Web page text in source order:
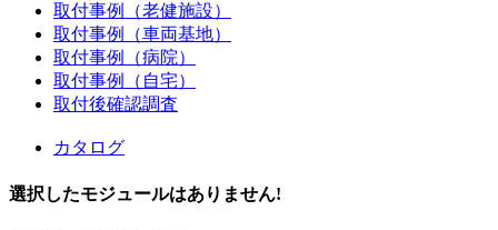
取付事例（老健施設）
取付事例（車両基地）
取付事例（病院）
取付事例（自宅）
取付後確認調査
カタログ
選択したモジュールはありません!